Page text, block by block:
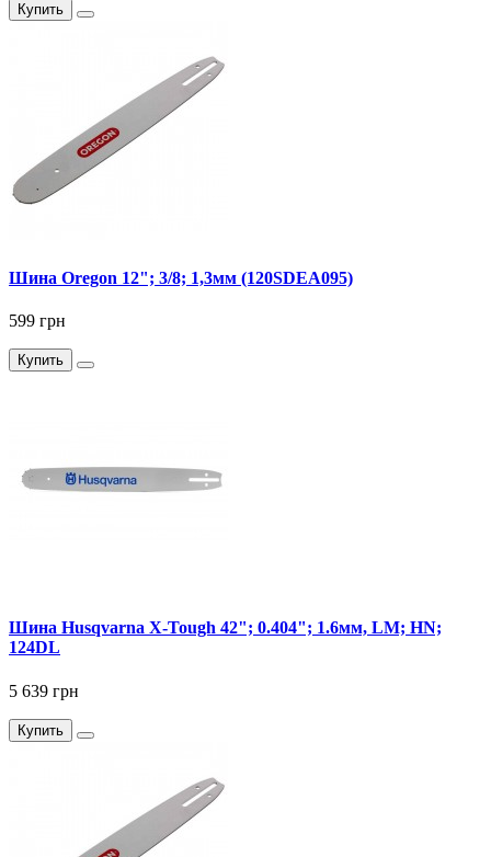
Купить
Шина Oregon 12"; 3/8; 1,3мм (120SDEA095)
599 грн
Купить
Шина Husqvarna X-Tough 42"; 0.404"; 1.6мм, LM; HN;
124DL
5 639 грн
Купить